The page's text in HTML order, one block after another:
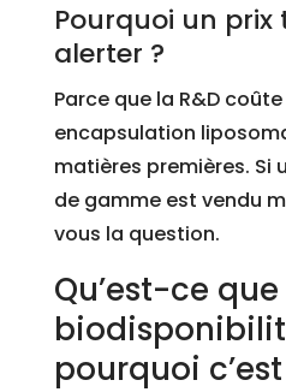
Pourquoi un
alerter ?
Parce que la R&D
encapsulation
matières premières. Si
de gamme est vendu
vous la question.
Qu’est-ce
pourquoi